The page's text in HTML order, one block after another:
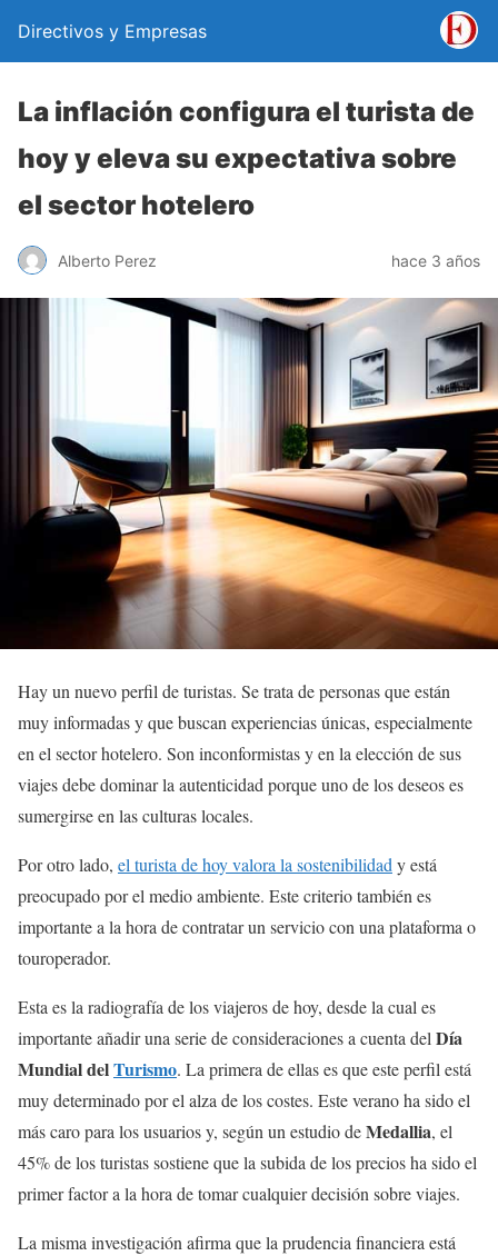
Directivos y Empresas
La inflación configura el turista de
hoy y eleva su expectativa sobre
el sector hotelero
Alberto Perez hace 3 años
Hay un nuevo perfil de turistas. Se trata de personas que están
muy informadas y que buscan experiencias únicas, especialmente
en el sector hotelero. Son inconformistas y en la elección de sus
viajes debe dominar la autenticidad porque uno de los deseos es
sumergirse en las culturas locales.
Por otro lado, el turista de hoy valora la sostenibilidad y está
preocupado por el medio ambiente. Este criterio también es
importante a la hora de contratar un servicio con una plataforma o
touroperador.
Esta es la radiografía de los viajeros de hoy, desde la cual es
importante añadir una serie de consideraciones a cuenta del Día
Mundial delTurismo. La primera de ellas es que este perfil está
muy determinado por el alza de los costes. Este verano ha sido el
más caro para los usuarios y, según un estudio deMedallia, el
45% de los turistas sostiene que la subida de los precios ha sido el
primer factor a la hora de tomar cualquier decisión sobre viajes.
La misma investigación afirma que la prudencia financiera está